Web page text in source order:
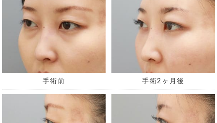
手術前 手術2ヶ月後